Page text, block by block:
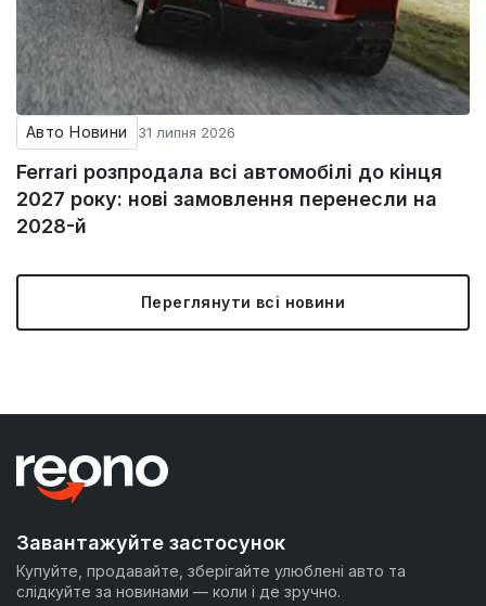
Авто Новини 31 липня 2026
Ferrari розпродала всі автомобілі до кінця
2027 року: нові замовлення перенесли на
2028-й
Переглянути всі новини
Завантажуйте застосунок
Купуйте, продавайте, зберігайте улюблені авто та
слідкуйте за новинами — коли і де зручно.